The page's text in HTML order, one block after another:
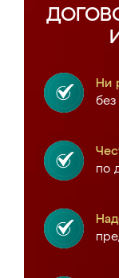
Ни
без
по